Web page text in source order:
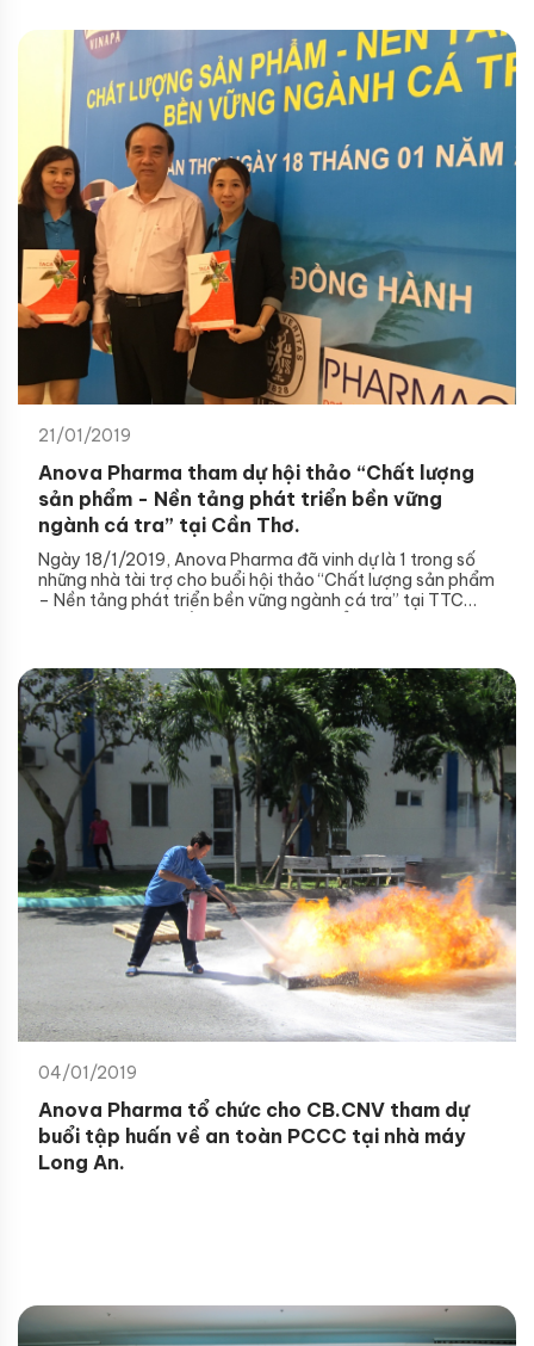
21/01/2019
Anova Pharma tham dự hội thảo “Chất lượng
sản phẩm - Nền tảng phát triển bền vững
ngành cá tra” tại Cần Thơ.
Ngày 18/1/2019, Anova Pharma đã vinh dự là 1 trong số
những nhà tài trợ cho buổi hội thảo “Chất lượng sản phẩm
– Nền tảng phát triển bền vững ngành cá tra” tại TTC
trưng bày tại hội thảo.
04/01/2019
Anova Pharma tổ chức cho CB.CNV tham dự
buổi tập huấn về an toàn PCCC tại nhà máy
Long An.